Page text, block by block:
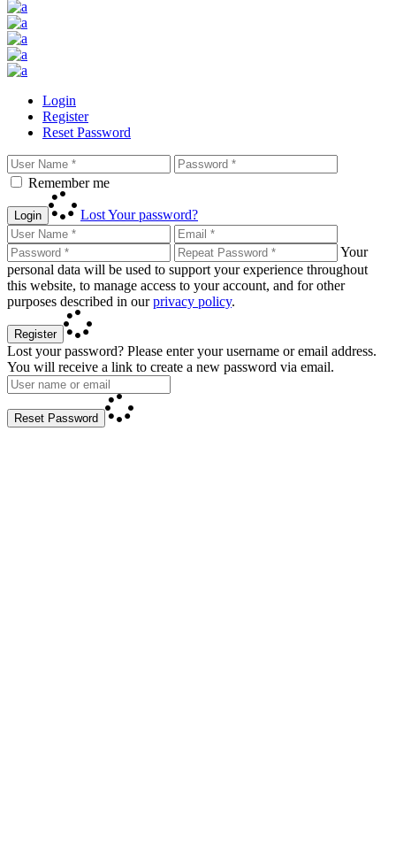
Login
Register
Reset Password
Remember me
Login Lost Your password?
Your
personal data will be used to support your experience throughout
this website, to manage access to your account, and for other
purposes described in ourprivacy policy.
Register
Lost your password? Please enter your username or email address.
You will receive a link to create a new password via email.
Reset Password